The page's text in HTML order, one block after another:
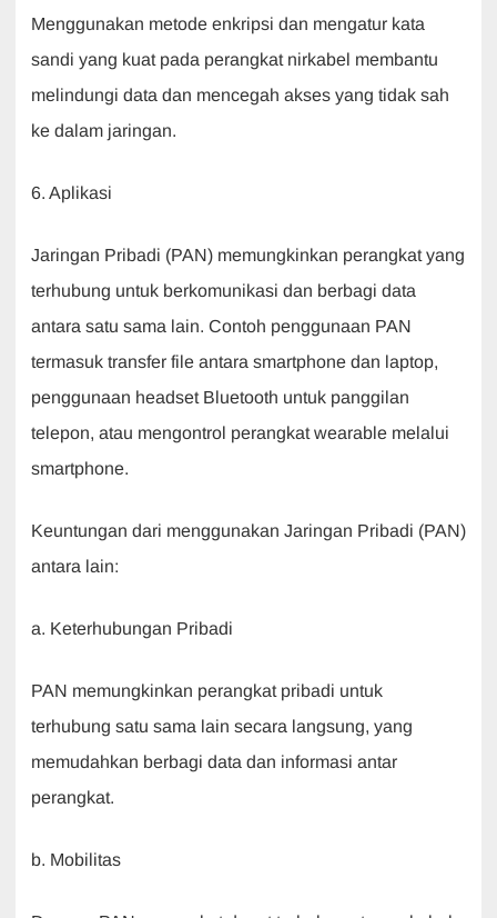
Menggunakan metode enkripsi dan mengatur kata
sandi yang kuat pada perangkat nirkabel membantu
melindungi data dan mencegah akses yang tidak sah
ke dalam jaringan.
6. Aplikasi
Jaringan Pribadi (PAN) memungkinkan perangkat yang
terhubung untuk berkomunikasi dan berbagi data
antara satu sama lain. Contoh penggunaan PAN
termasuk transfer file antara smartphone dan laptop,
penggunaan headset Bluetooth untuk panggilan
telepon, atau mengontrol perangkat wearable melalui
smartphone.
Keuntungan dari menggunakan Jaringan Pribadi (PAN)
antara lain:
a. Keterhubungan Pribadi
PAN memungkinkan perangkat pribadi untuk
terhubung satu sama lain secara langsung, yang
memudahkan berbagi data dan informasi antar
perangkat.
b. Mobilitas